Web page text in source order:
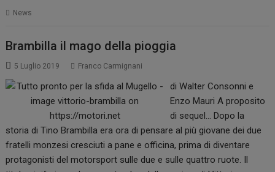
News
Brambilla il mago della pioggia
5 Luglio 2019 Franco Carmignani
di Walter Consonni e
Enzo Mauri A proposito
di sequel… Dopo la
storia di Tino Brambilla era ora di pensare al più giovane dei due
fratelli monzesi cresciuti a pane e officina, prima di diventare
protagonisti del motorsport sulle due e sulle quattro ruote. Il